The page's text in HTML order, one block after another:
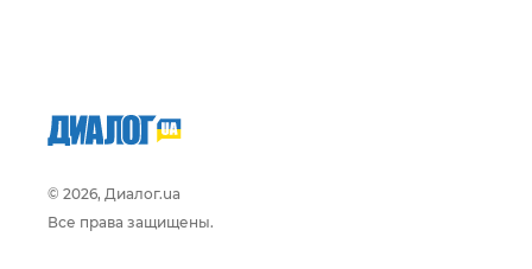
© 2026, Диалог.ua
Все права защищены.